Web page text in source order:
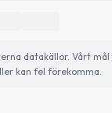
datakällor. Vårt
kan fel förekomma.